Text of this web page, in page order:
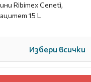
Ribimex Cenetì,
15 L
Избери всички